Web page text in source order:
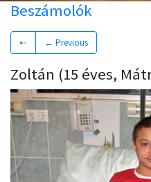
Beszámolók
⇠ ← Previous
Zoltán (15 éves,